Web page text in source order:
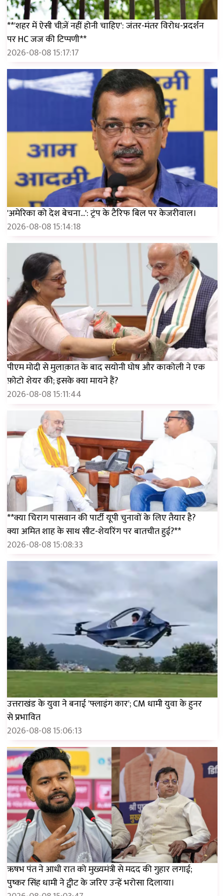
**'शहर में ऐसी चीज़ें नहीं होनी चाहिए': जंतर-मंतर विरोध-प्रदर्शन
पर HC जज की टिप्पणी**
2026-08-08 15:17:17
'अमेरिका को देश बेचना...': ट्रंप के टैरिफ बिल पर केजरीवाल।
2026-08-08 15:14:18
पीएम मोदी से मुलाक़ात के बाद सयोनी घोष और काकोली ने एक
फ़ोटो शेयर की; इसके क्या मायने हैं?
2026-08-08 15:11:44
**क्या चिराग पासवान की पार्टी यूपी चुनावों के लिए तैयार है?
क्या अमित शाह के साथ सीट-शेयरिंग पर बातचीत हुई?**
2026-08-08 15:08:33
उत्तराखंड के युवा ने बनाई 'फ्लाइंग कार'; CM धामी युवा के हुनर ​​
से प्रभावित
2026-08-08 15:06:13
ऋषभ पंत ने आधी रात को मुख्यमंत्री से मदद की गुहार लगाई;
पुष्कर सिंह धामी ने ट्वीट के जरिए उन्हें भरोसा दिलाया।